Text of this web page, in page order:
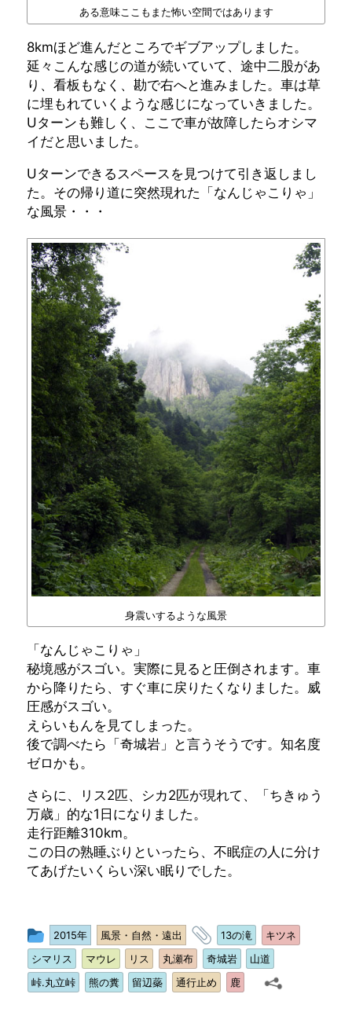
ある意味ここもまた怖い空間ではあります
8kmほど進んだところでギブアップしました。
延々こんな感じの道が続いていて、途中二股があ
り、看板もなく、勘で右へと進みました。車は草
に埋もれていくような感じになっていきました。
Uターンも難しく、ここで車が故障したらオシマ
イだと思いました。
Uターンできるスペースを見つけて引き返しまし
た。その帰り道に突然現れた「なんじゃこりゃ」
な風景・・・
身震いするような風景
「なんじゃこりゃ」
秘境感がスゴい。実際に見ると圧倒されます。車
から降りたら、すぐ車に戻りたくなりました。威
圧感がスゴい。
えらいもんを見てしまった。
後で調べたら「奇城岩」と言うそうです。知名度
ゼロかも。
さらに、リス2匹、シカ2匹が現れて、「ちきゅう
万歳」的な1日になりました。
走行距離310km。
この日の熟睡ぶりといったら、不眠症の人に分け
てあげたいくらい深い眠りでした。
投
稿
グ
ル
2015年 風景・自然・遠出
タ
グ
13の滝
キツネ
シマリス
マウレ リス 丸瀬布 奇城岩
山道
峠.丸立峠
熊の糞 留辺蘂 通行止め 鹿